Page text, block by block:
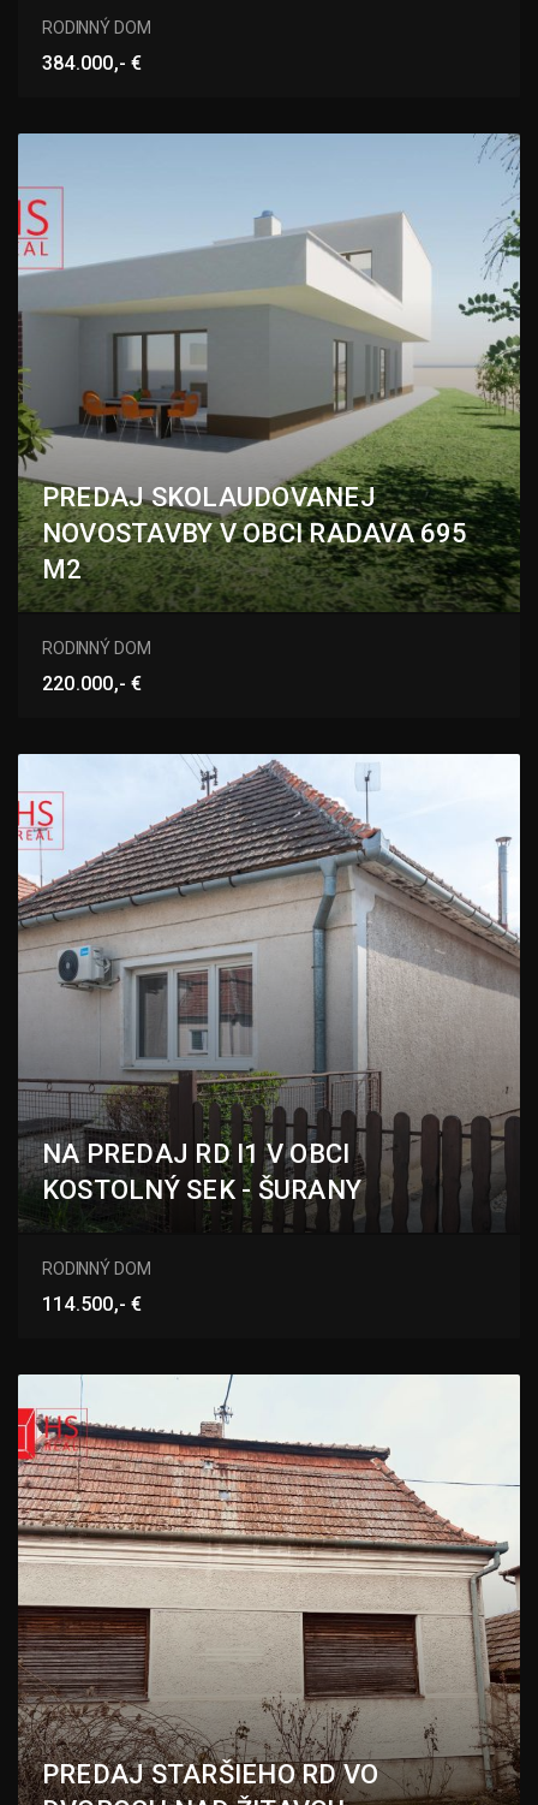
Komjatická, Nové Zámky
RODINNÝ DOM
384.000,- €
PREDAJ SKOLAUDOVANEJ
NOVOSTAVBY V OBCI RADAVA 695
M2
Radava
RODINNÝ DOM
220.000,- €
NA PREDAJ RD I1 V OBCI
KOSTOLNÝ SEK - ŠURANY
Šurany
RODINNÝ DOM
114.500,- €
PREDAJ STARŠIEHO RD VO